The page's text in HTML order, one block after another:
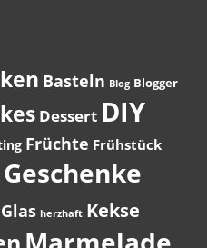
Basteln Blog Blogger
Dessert DIY
Früchte Frühstück
Geschenke
Glas herzhaft Kekse